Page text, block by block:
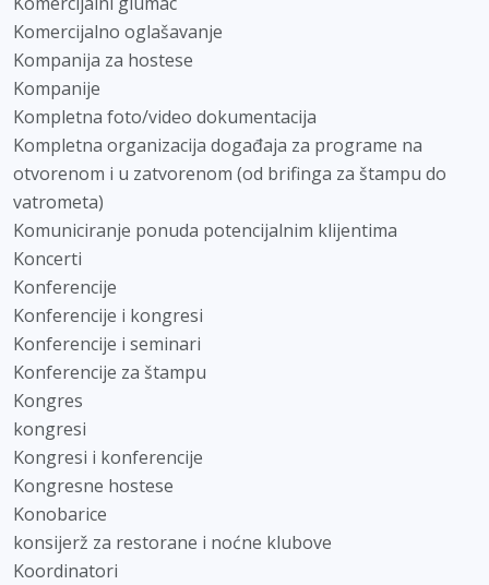
Komercijalno oglašavanje
Kompanija za hostese
Kompanije
Kompletna foto/video dokumentacija
Kompletna organizacija događaja za programe na
otvorenom i u zatvorenom (od brifinga za štampu do
vatrometa)
Komuniciranje ponuda potencijalnim klijentima
Koncerti
Konferencije
Konferencije i kongresi
Konferencije i seminari
Konferencije za štampu
Kongres
kongresi
Kongresi i konferencije
Kongresne hostese
Konobarice
konsijerž za restorane i noćne klubove
Koordinatori